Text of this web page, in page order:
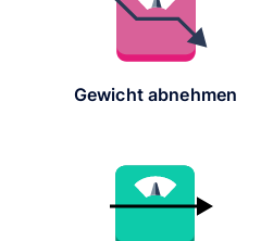
Gewicht abnehmen